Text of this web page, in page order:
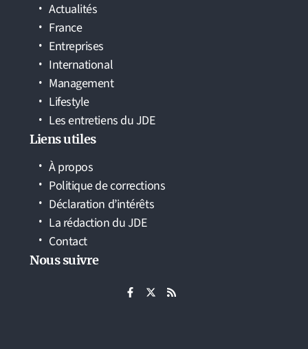
Actualités
France
Entreprises
International
Management
Lifestyle
Les entretiens du JDE
Liens utiles
À propos
Politique de corrections
Déclaration d’intérêts
La rédaction du JDE
Contact
Nous suivre